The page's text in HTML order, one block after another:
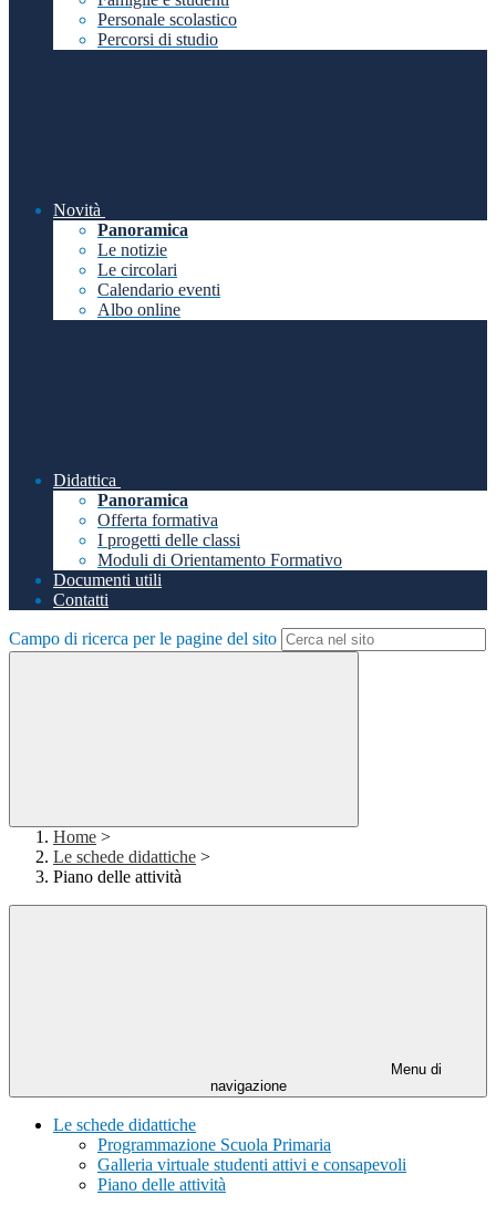
Personale scolastico
Percorsi di studio
Novità
Panoramica
Le notizie
Le circolari
Calendario eventi
Albo online
Didattica
Panoramica
Offerta formativa
I progetti delle classi
Moduli di Orientamento Formativo
Documenti utili
Contatti
Campo di ricerca per le pagine del sito
Home >
Le schede didattiche >
Piano delle attività
Menu di
navigazione
Le schede didattiche
Programmazione Scuola Primaria
Galleria virtuale studenti attivi e consapevoli
Piano delle attività